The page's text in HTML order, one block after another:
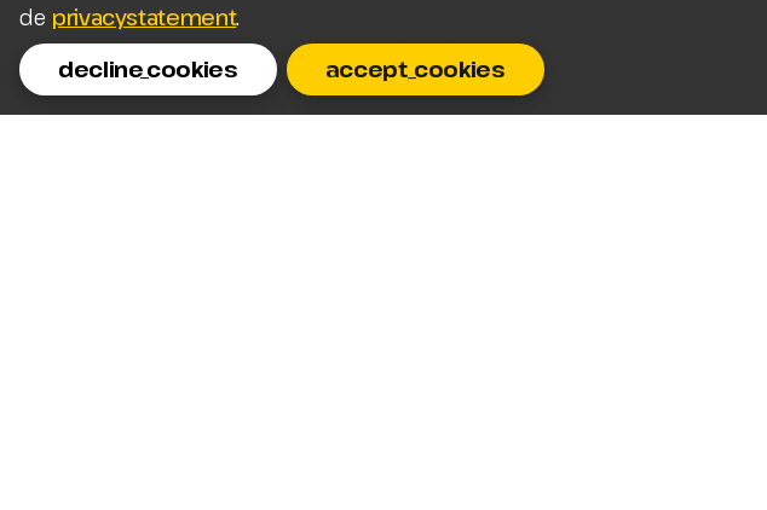
de privacystatement.
decline_cookies
accept_cookies